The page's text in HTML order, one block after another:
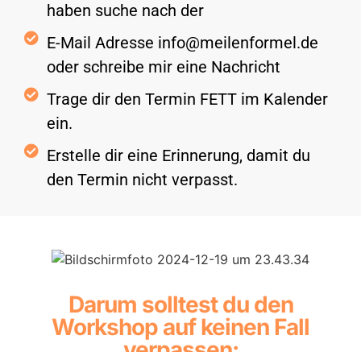
haben suche nach der
E-Mail Adresse info@meilenformel.de
oder schreibe mir eine Nachricht
Trage dir den Termin FETT im Kalender
ein.
Erstelle dir eine Erinnerung, damit du
den Termin nicht verpasst.
Darum solltest du den
Workshop auf keinen Fall